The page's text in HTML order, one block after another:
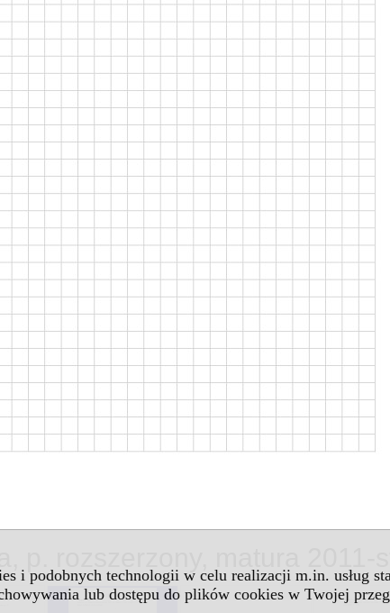
i podobnych technologii w celu realizacji m.in. usług
lub dostępu do plików cookies w Twojej